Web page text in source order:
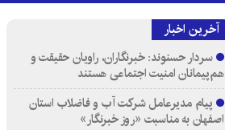
آخرین اخبار
سردار حسنوند: خبرنگاران، راویان حقیقت و
هم‌پیمانان امنیت اجتماعی هستند
پیام مدیرعامل شرکت آب و فاضلاب استان
اصفهان به مناسبت «روز خبرنگار»